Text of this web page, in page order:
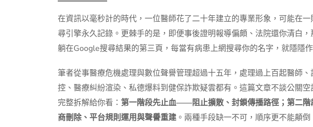
在資訊以毫秒計的時代，一位醫師花了二十年建立的專業形象，可能在
尋引擎永久記錄。更棘手的是，即便事後證明報導偏頗、法院還你清白
躺在Google搜尋結果的第三頁，每當有病患上網搜尋你的名字，就隱隱作
筆者從事醫療危機處理與數位聲譽管理超過十五年，處理過上百起醫師
控、醫療糾紛渲染、私德爆料到健保詐欺疑雲都有。這篇文章不談公關
完整拆解給你看： 第一階段先止血——阻止擴散、封鎖傳播路徑；第二
商刪除、平台規則運用與聲譽重建 。兩種手段缺一不可，順序更不能顛倒